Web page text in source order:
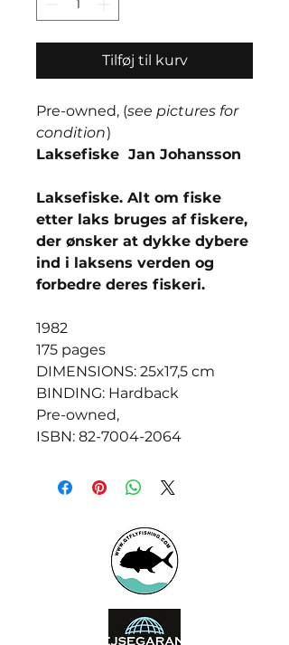
Tilføj til kurv
Pre-owned, (see pictures for
condition)
Laksefiske Jan Johansson
Laksefiske. Alt om fiske
etter laks bruges af fiskere,
der ønsker at dykke dybere
ind i laksens verden og
forbedre deres fiskeri.
1982
175 pages
DIMENSIONS: 25x17,5 cm
BINDING: Hardback
Pre-owned,
ISBN: 82-7004-2064